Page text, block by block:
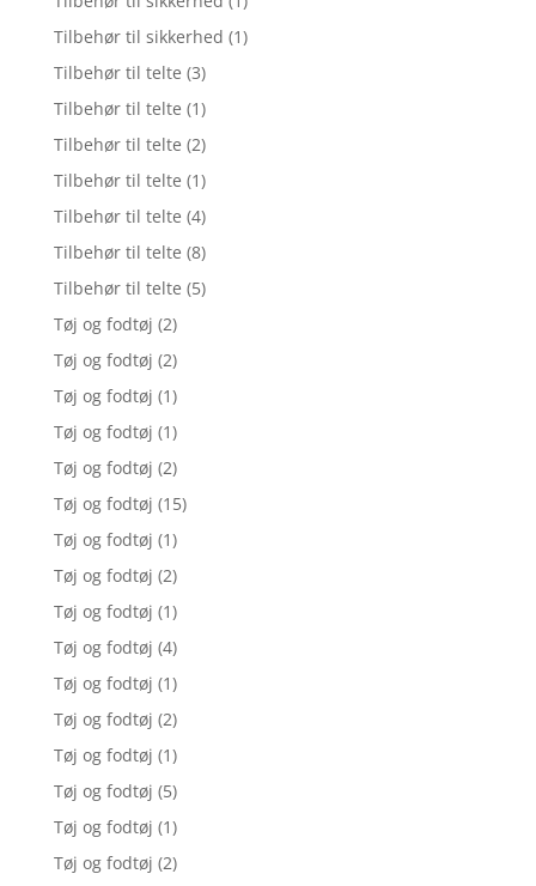
Tilbehør til sikkerhed (1)
Tilbehør til telte (3)
Tilbehør til telte (1)
Tilbehør til telte (2)
Tilbehør til telte (1)
Tilbehør til telte (4)
Tilbehør til telte (8)
Tilbehør til telte (5)
Tøj og fodtøj (2)
Tøj og fodtøj (2)
Tøj og fodtøj (1)
Tøj og fodtøj (1)
Tøj og fodtøj (2)
Tøj og fodtøj (15)
Tøj og fodtøj (1)
Tøj og fodtøj (2)
Tøj og fodtøj (1)
Tøj og fodtøj (4)
Tøj og fodtøj (1)
Tøj og fodtøj (2)
Tøj og fodtøj (1)
Tøj og fodtøj (5)
Tøj og fodtøj (1)
Tøj og fodtøj (2)